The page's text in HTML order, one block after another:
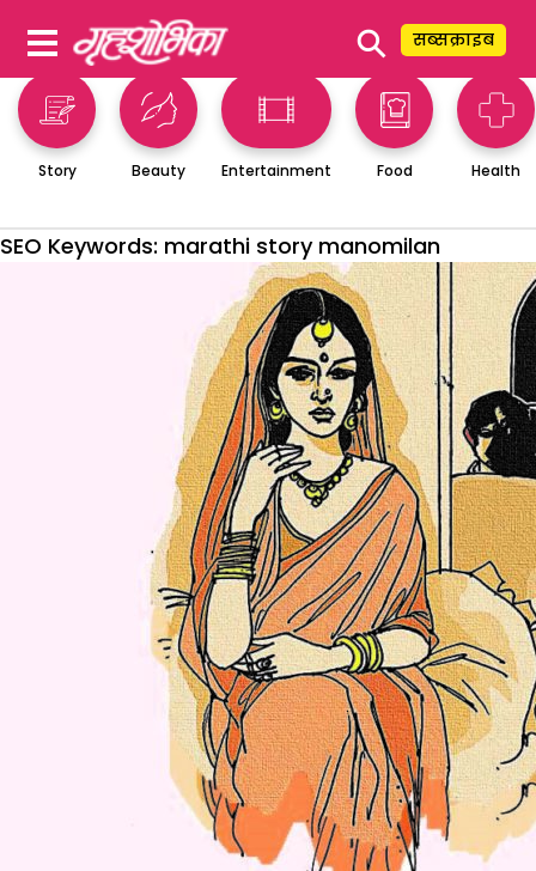
⚲ सब्सक्राइब
Story Beauty Entertainment Food Health
SEO Keywords: marathi story manomilan